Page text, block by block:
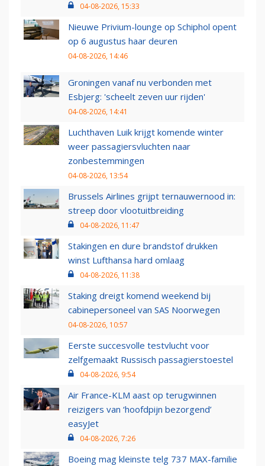
04-08-2026, 15:33
Nieuwe Privium-lounge op Schiphol opent
op 6 augustus haar deuren
04-08-2026, 14:46
Groningen vanaf nu verbonden met
Esbjerg: 'scheelt zeven uur rijden'
04-08-2026, 14:41
Luchthaven Luik krijgt komende winter
weer passagiersvluchten naar
zonbestemmingen
04-08-2026, 13:54
Brussels Airlines grijpt ternauwernood in:
streep door vlootuitbreiding
04-08-2026, 11:47
Stakingen en dure brandstof drukken
winst Lufthansa hard omlaag
04-08-2026, 11:38
Staking dreigt komend weekend bij
cabinepersoneel van SAS Noorwegen
04-08-2026, 10:57
Eerste succesvolle testvlucht voor
zelfgemaakt Russisch passagierstoestel
04-08-2026, 9:54
Air France-KLM aast op terugwinnen
reizigers van ‘hoofdpijn bezorgend’
easyJet
04-08-2026, 7:26
Boeing mag kleinste telg 737 MAX-familie